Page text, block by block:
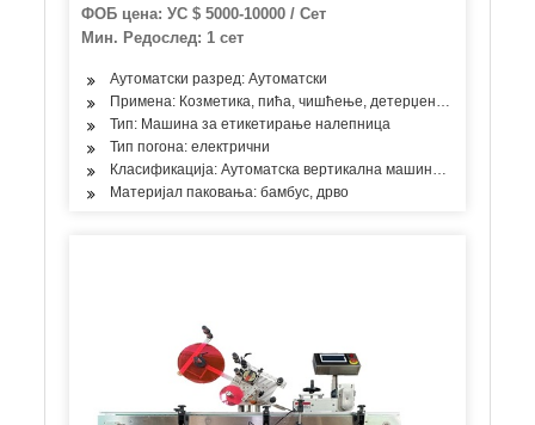
ФОБ цена: УС $ 5000-10000 / Сет
Мин. Редослед: 1 сет
Аутоматски разред: Аутоматски
Примена: Козметика, пића, чишћење, детерџент, производи
Тип: Машина за етикетирање налепница
Тип погона: електрични
Класификација: Аутоматска вертикална машина за
Материјал паковања: бамбус, дрво